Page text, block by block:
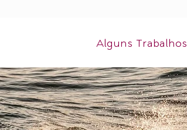
Alguns Trabalhos